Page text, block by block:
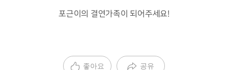
포근이의 결연가족이 되어주세요!
좋아요 공유